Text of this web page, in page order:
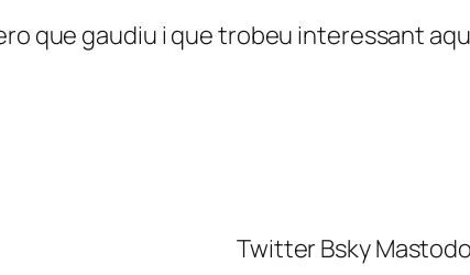
que gaudiu i que trobeu interessant
Twitter Bsky